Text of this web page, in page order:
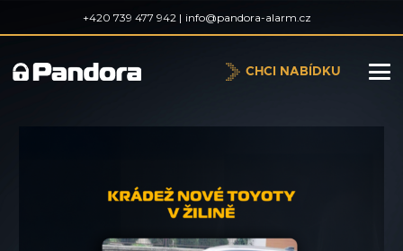
+420 739 477 942 | info@pandora-alarm.cz
CHCI NABÍDKU